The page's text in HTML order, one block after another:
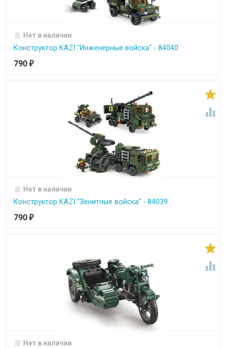
Нет в наличии
Конструктор KAZI "Инженерные войска" - 84040
790 ₽


Нет в наличии
Конструктор KAZI "Зенитные войска" - 84039
790 ₽


Нет в наличии